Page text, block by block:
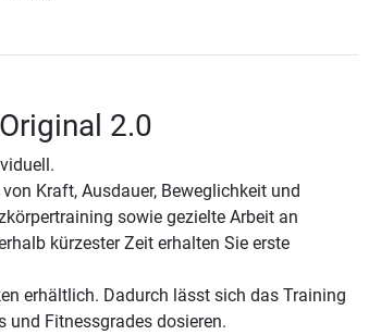
2.0
Kraft, Ausdauer, Beweglichkeit und
sowie gezielte Arbeit an
kürzester Zeit erhalten Sie erste
erhältlich. Dadurch lässt sich das Training
und Fitnessgrades dosieren.